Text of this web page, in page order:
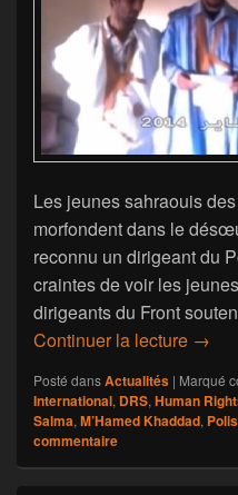
Les jeunes sahraouis
morfondent dans le
reconnu un dirigeant du
craintes de voir les
dirigeants du Front
Continuer la lecture Le
→
Posté dansActualités | Marqué
International, DRS, Human
Salma, M’Hamed Khaddad,
commentaire